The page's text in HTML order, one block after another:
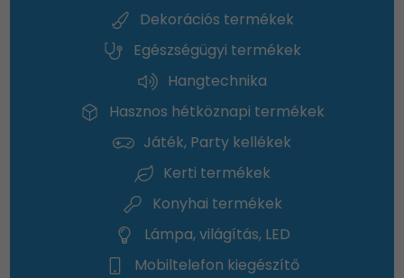
Dekorációs termékek
Egészségügyi termékek
Hangtechnika
Hasznos hétköznapi termékek
Játék, Party kellékek
Kerti termékek
Konyhai termékek
Lámpa, világítás, LED
Mobiltelefon kiegészítő